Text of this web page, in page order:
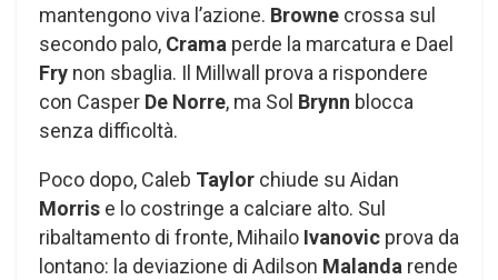
mantengono viva l’azione. Browne crossa sul
secondo palo, Crama perde la marcatura e Dael
Fry non sbaglia. Il Millwall prova a rispondere
con Casper De Norre, ma Sol Brynn blocca
senza difficoltà.
Poco dopo, Caleb Taylor chiude su Aidan
Morris e lo costringe a calciare alto. Sul
ribaltamento di fronte, Mihailo Ivanovic prova da
lontano: la deviazione di Adilson Malanda rende